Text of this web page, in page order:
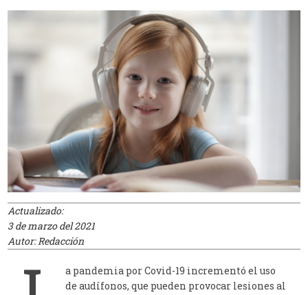
Actualizado:
3 de marzo del 2021
Autor: Redacción
a pandemia por Covid-19 incrementó el uso
de audífonos, que pueden provocar lesiones al